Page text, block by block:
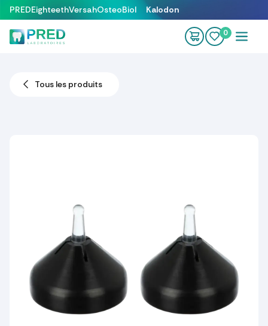
Se rendre au contenu
PREDEighteethVersahOsteoBiol Kalodon
0
Tous les produits